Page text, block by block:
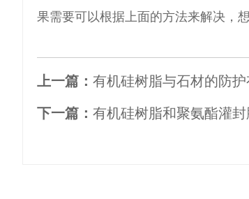
果需要可以根据上面的方法来解决，
上一篇： 有机硅树脂与石材的防
下一篇： 有机硅树脂和聚氨酯灌